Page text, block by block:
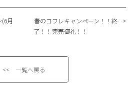
月
春のコフレキャンペーン！！終
了！！完売御礼！！
<< 一覧へ戻る